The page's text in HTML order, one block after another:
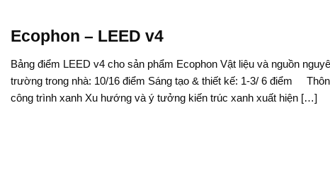
Ecophon – LEED v4
Bảng điểm LEED v4 cho sản phẩm Ecophon Vật liệu và nguồn
trường trong nhà: 10/16 điểm Sáng tạo & thiết kế: 1-3/ 6 điểm
công trình xanh Xu hướng và ý tưởng kiến trúc xanh xuất hiện […]